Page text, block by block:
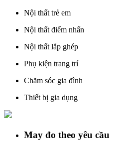
Nội thất trẻ em
Nội thất điểm nhấn
Nội thất lắp ghép
Phụ kiện trang trí
Chăm sóc gia đình
Thiết bị gia dụng
May đo theo yêu cầu